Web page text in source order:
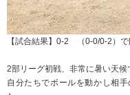
【試合結果】0-2 （0-0/0-2）で
2部リーグ初戦、非常に暑い天候
自分たちでボールを動かし相